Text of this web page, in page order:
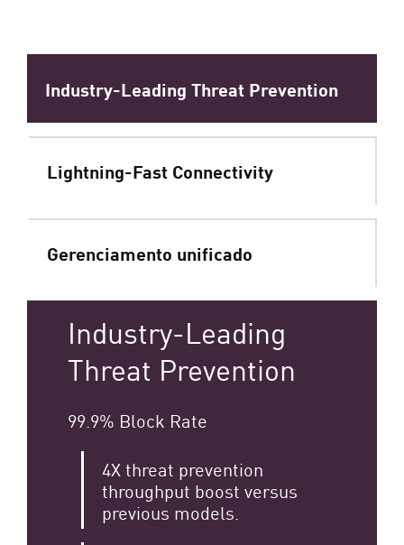
Industry-Leading Threat Prevention
Lightning-Fast Connectivity
Gerenciamento unificado
Industry-Leading
Threat Prevention
99.9% Block Rate
4X threat prevention
throughput boost versus
previous models.